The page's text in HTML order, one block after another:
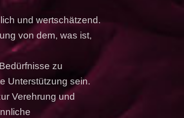
und wertschätzend.
von dem, was ist,
zu
Unterstützung sein.
Verehrung und